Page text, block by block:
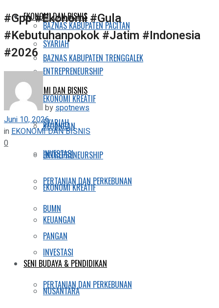
EKONOMI DAN BISNIS
SYARIAH
ENTREPRENEURSHIP
EKONOMI KREATIF
KEUANGAN
INVESTASI
PERTANIAN DAN PERKEBUNAN
BUMN
PANGAN
SENI BUDAYA & PENDIDIKAN
NUSANTARA
BAZNAS KABUPATEN PACITAN
BAZNAS KABUPATEN TRENGGALEK
EKONOMI DAN BISNIS
SYARIAH
ENTREPRENEURSHIP
EKONOMI KREATIF
KEUANGAN
INVESTASI
PERTANIAN DAN PERKEBUNAN
#Gpp #Ekonomi #Gula
#Kebutuhanpokok #Jatim #Indonesia
#2026
by spotnews
Juni 10, 2026
in EKONOMI DAN BISNIS
0